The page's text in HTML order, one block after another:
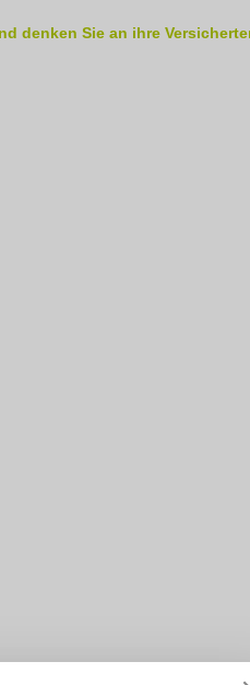
denken Sie an ihre